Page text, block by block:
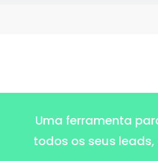
Uma ferramenta
todos os seus